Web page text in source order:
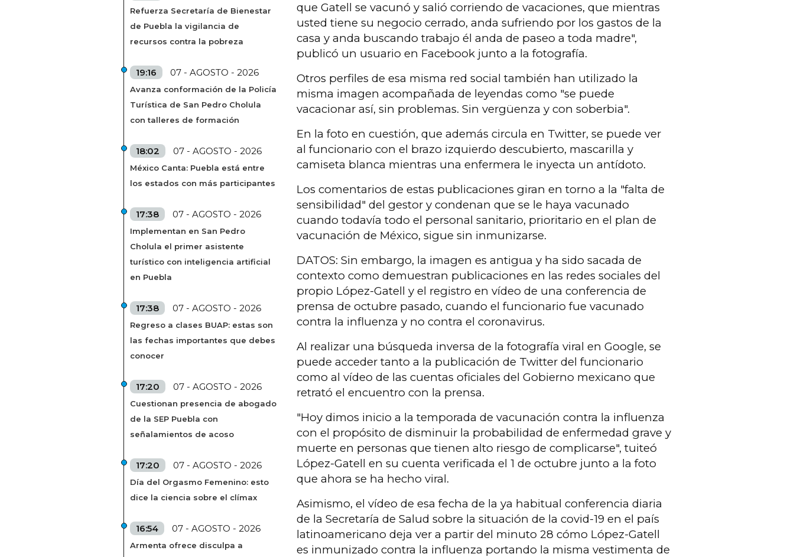
Refuerza Secretaría de Bienestar
de Puebla la vigilancia de
recursos contra la pobreza
19:16 07 - AGOSTO - 2026
Avanza conformación de la Policía
Turística de San Pedro Cholula
con talleres de formación
18:02 07 - AGOSTO - 2026
México Canta: Puebla está entre
los estados con más participantes
17:38 07 - AGOSTO - 2026
Implementan en San Pedro
Cholula el primer asistente
turístico con inteligencia artificial
en Puebla
17:38 07 - AGOSTO - 2026
Regreso a clases BUAP: estas son
las fechas importantes que debes
conocer
17:20 07 - AGOSTO - 2026
Cuestionan presencia de abogado
de la SEP Puebla con
señalamientos de acoso
17:20 07 - AGOSTO - 2026
Día del Orgasmo Femenino: esto
dice la ciencia sobre el clímax
16:54 07 - AGOSTO - 2026
Armenta ofrece disculpa a
que Gatell se vacunó y salió corriendo de vacaciones, que mientras
usted tiene su negocio cerrado, anda sufriendo por los gastos de la
casa y anda buscando trabajo él anda de paseo a toda madre",
publicó un usuario en Facebook junto a la fotografía.
Otros perfiles de esa misma red social también han utilizado la
misma imagen acompañada de leyendas como "se puede
vacacionar así, sin problemas. Sin vergüenza y con soberbia".
En la foto en cuestión, que además circula en Twitter, se puede ver
al funcionario con el brazo izquierdo descubierto, mascarilla y
camiseta blanca mientras una enfermera le inyecta un antídoto.
Los comentarios de estas publicaciones giran en torno a la "falta de
sensibilidad" del gestor y condenan que se le haya vacunado
cuando todavía todo el personal sanitario, prioritario en el plan de
vacunación de México, sigue sin inmunizarse.
DATOS: Sin embargo, la imagen es antigua y ha sido sacada de
contexto como demuestran publicaciones en las redes sociales del
propio López-Gatell y el registro en vídeo de una conferencia de
prensa de octubre pasado, cuando el funcionario fue vacunado
contra la influenza y no contra el coronavirus.
Al realizar una búsqueda inversa de la fotografía viral en Google, se
puede acceder tanto a la publicación de Twitter del funcionario
como al vídeo de las cuentas oficiales del Gobierno mexicano que
retrató el encuentro con la prensa.
"Hoy dimos inicio a la temporada de vacunación contra la influenza
con el propósito de disminuir la probabilidad de enfermedad grave y
muerte en personas que tienen alto riesgo de complicarse", tuiteó
López-Gatell en su cuenta verificada el 1 de octubre junto a la foto
que ahora se ha hecho viral.
Asimismo, el vídeo de esa fecha de la ya habitual conferencia diaria
de la Secretaría de Salud sobre la situación de la covid-19 en el país
latinoamericano deja ver a partir del minuto 28 cómo López-Gatell
es inmunizado contra la influenza portando la misma vestimenta de